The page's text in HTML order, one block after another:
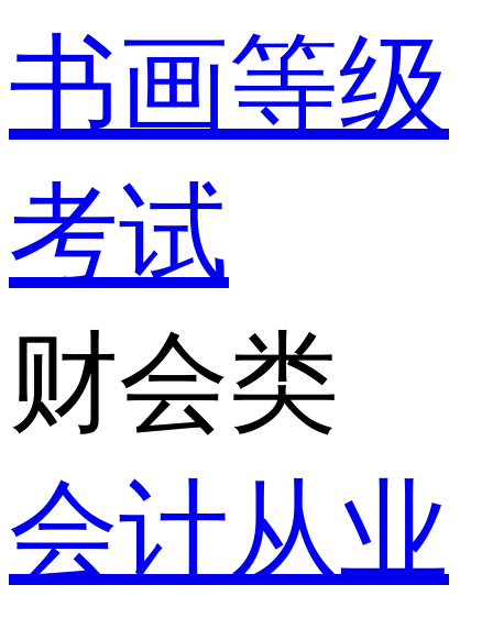
书画等级
考试
财会类
会计从业